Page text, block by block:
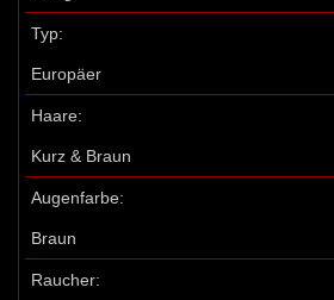
Typ:
Europäer
Haare:
Kurz & Braun
Augenfarbe:
Braun
Raucher: